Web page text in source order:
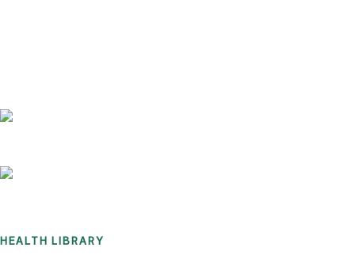
HEALTH LIBRARY